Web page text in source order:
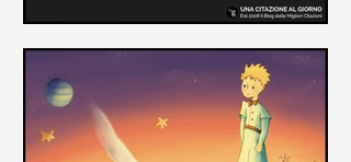
Le frasi più belle di "Cime
Tempestose" di Emily Brontë
"Cime Tempestose" rimane l'unico
romanzo scritto da Emily Brontë